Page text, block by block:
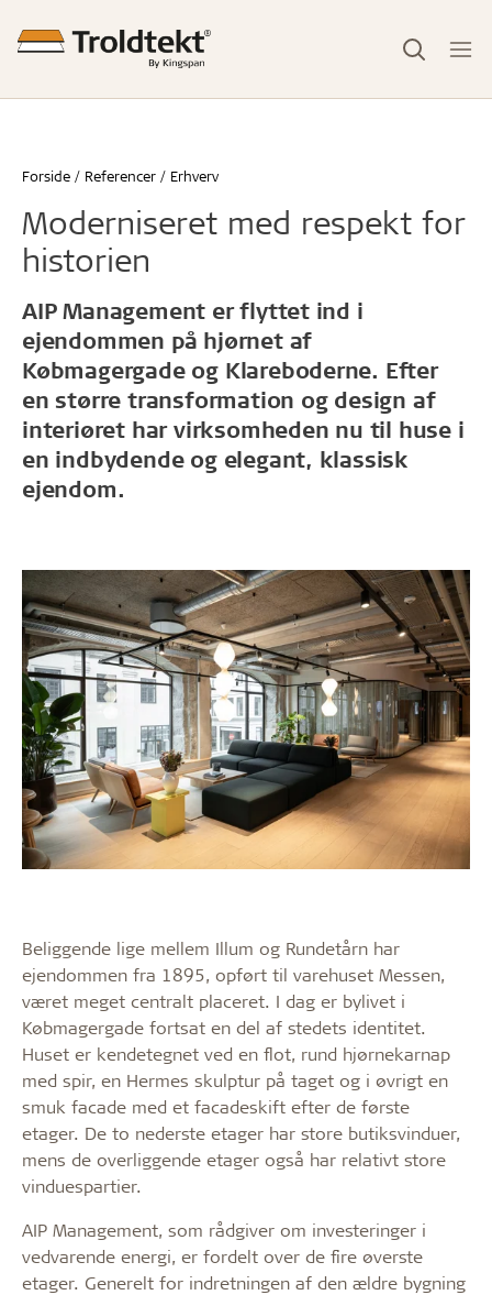
Forside Referencer Erhverv
Moderniseret med respekt for
historien
AIP Management er flyttet ind i
ejendommen på hjørnet af
Købmagergade og Klareboderne. Efter
en større transformation og design af
interiøret har virksomheden nu til huse i
en indbydende og elegant, klassisk
ejendom.
Beliggende lige mellem Illum og Rundetårn har
ejendommen fra 1895, opført til varehuset Messen,
været meget centralt placeret. I dag er bylivet i
Købmagergade fortsat en del af stedets identitet.
Huset er kendetegnet ved en flot, rund hjørnekarnap
med spir, en Hermes skulptur på taget og i øvrigt en
smuk facade med et facadeskift efter de første
etager. De to nederste etager har store butiksvinduer,
mens de overliggende etager også har relativt store
vinduespartier.
AIP Management, som rådgiver om investeringer i
vedvarende energi, er fordelt over de fire øverste
etager. Generelt for indretningen af den ældre bygning